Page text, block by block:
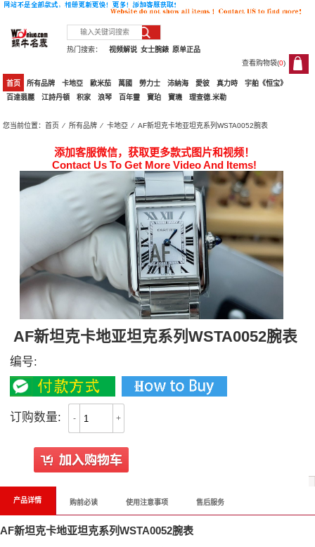
热门搜索： 原单正品
女士腕錶
视频解说
查看购物袋(0)
0
首页 所有品牌 卡地亞 歐米茄 萬國 勞力士 沛納海 愛彼 真力時
宇舶《恒宝》
百達翡麗
江詩丹頓 积家 浪琴 百年靈 寶珀 寶璣 理查德.米勒
您当前位置：首页 ⁄所有品牌 ⁄卡地亞 ⁄ AF新坦克卡地亚坦克系列WSTA0052腕表
添加客服微信，获取更多款式图片和视频！
Contact Us To Get More Video And Items!
AF新坦克卡地亚坦克系列WSTA0052腕表
编号:
订购数量: - +
产品详情 购前必读 使用注意事项 售后服务
AF新坦克卡地亚坦克系列WSTA0052腕表